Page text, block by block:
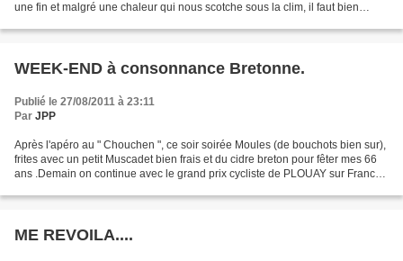
une fin et malgré une chaleur qui nous scotche sous la clim, il faut bien
WEEK-END à consonnance Bretonne.
Publié le 27/08/2011 à 23:11
Par JPP
Après l'apéro au " Chouchen ", ce soir soirée Moules (de bouchots bien sur),
frites avec un petit Muscadet bien frais et du cidre breton pour fêter mes 66
ans .Demain on continue avec le grand prix cycliste de PLOUAY sur France
ME REVOILA....